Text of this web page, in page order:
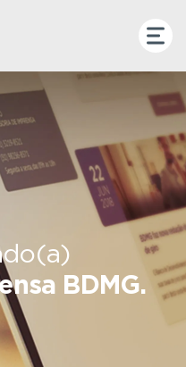
BDMG.